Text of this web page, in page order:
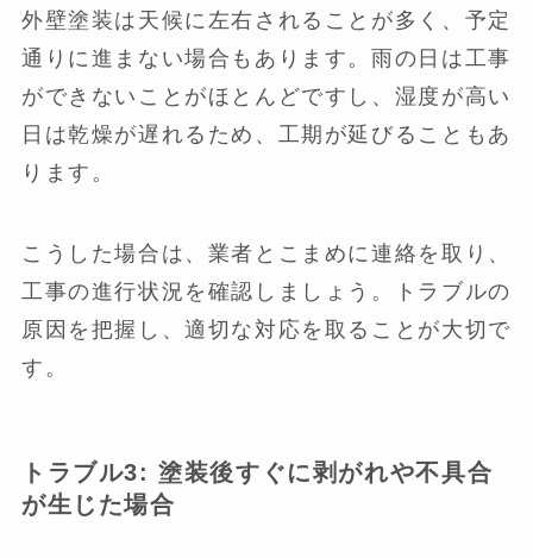
外壁塗装は天候に左右されることが多く、予定
通りに進まない場合もあります。雨の日は工事
ができないことがほとんどですし、湿度が高い
日は乾燥が遅れるため、工期が延びることもあ
ります。
こうした場合は、業者とこまめに連絡を取り、
工事の進行状況を確認しましょう。トラブルの
原因を把握し、適切な対応を取ることが大切で
す。
トラブル3: 塗装後すぐに剥がれや不具合
が生じた場合